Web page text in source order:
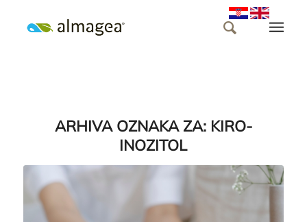
ARHIVA OZNAKA ZA: KIRO-
INOZITOL